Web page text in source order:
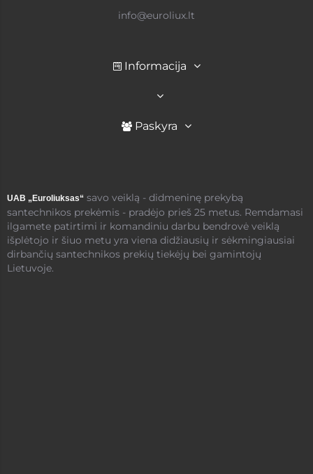
info@euroliux.lt
Informacija
Paskyra
UAB „Euroliuksas“ savo veiklą - didmeninę prekybą
santechnikos prekėmis - pradėjo prieš 25 metus. Remdamasi
ilgamete patirtimi ir komandiniu darbu bendrovė veiklą
išplėtojo ir šiuo metu yra viena didžiausių ir sėkmingiausiai
dirbančių santechnikos prekių tiekėjų bei gamintojų
Lietuvoje.